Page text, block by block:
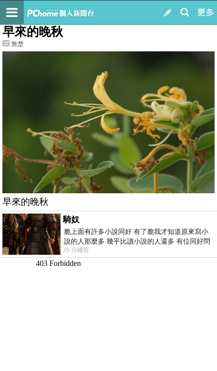
我的
最新文章
早來的晚秋
無楚
早來的晚秋
騎奴
脆上面有許多小說同好 有了脆我才知道原來寫小
說的人那麼多 幾乎比讀小說的人還多 有位同好問
了一個問題 她說為什麼高中文學獎的
35 分鐘前